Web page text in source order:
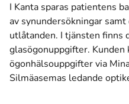
I Kanta sparas patientens
av synundersökningar
utlåtanden. I tjänsten finns
glasögonuppgifter. Kunden
ögonhälsouppgifter via
Silmäasemas ledande